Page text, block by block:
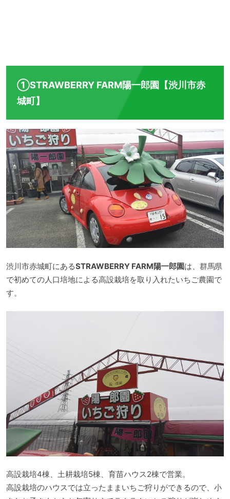
①STRAWBERRY FARM陽一郎園【渋川市赤
城町】
渋川市赤城町にあるSTRAWBERRY FARM陽一郎園は、群馬県
で初めての人口培地による高設栽培を取り入れたいちご農園で
す。
高設栽培4棟、土耕栽培5棟、育苗ハウス2棟で営業。
高設栽培のハウスでは立ったままいちご狩りができるので、小